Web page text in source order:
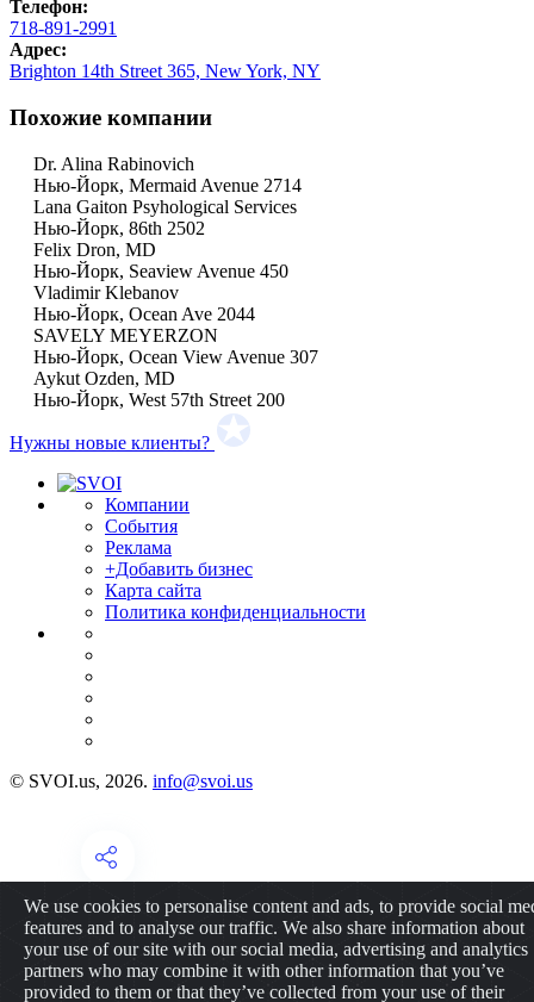
Телефон:
718-891-2991
Адрес:
Brighton 14th Street 365, New York, NY
Похожие компании
Dr. Alina Rabinovich
Нью-Йорк, Mermaid Avenue 2714
Lana Gaiton Psyhological Services
Нью-Йорк, 86th 2502
Felix Dron, MD
Нью-Йорк, Seaview Avenue 450
Vladimir Klebanov
Нью-Йорк, Ocean Ave 2044
SAVELY MEYERZON
Нью-Йорк, Ocean View Avenue 307
Aykut Ozden, MD
Нью-Йорк, West 57th Street 200
Нужны новые клиенты?
Компании
События
Реклама
+Добавить бизнес
Карта сайта
Политика конфиденциальности
© SVOI.us, 2026. info@svoi.us
We use cookies to personalise content and ads, to provide social
features and to analyse our traffic. We also share information about
your use of our site with our social media, advertising and analytics
partners who may combine it with other information that you’ve
provided to them or that they’ve collected from your use of their